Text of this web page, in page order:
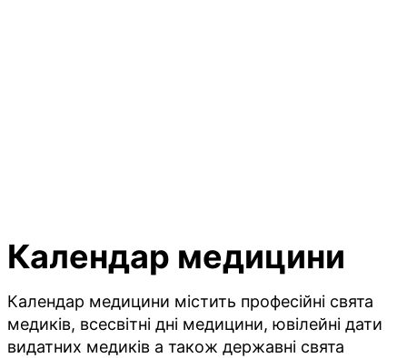
Календар медицини
Календар медицини містить професійні свята
медиків, всесвітні дні медицини, ювілейні дати
видатних медиків а також державні свята